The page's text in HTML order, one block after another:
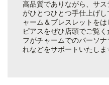
高品質でありながら、サ
がひとつひとつ手仕上げ
ャーム＆ブレスレットをは
ピアスをぜひ店頭でご覧
フがチャームでのパーソ
れなどをサポートいたしま